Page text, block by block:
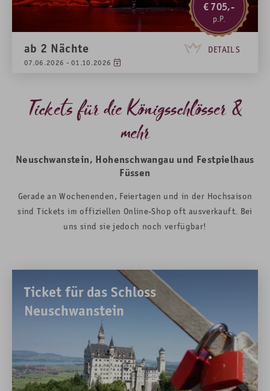
705,-
ab 2 Nächte
07.06.2026 - 01.10.2026
DETAILS
Tickets für die Königsschlösser &
mehr
Neuschwanstein, Hohenschwangau und Festpielhaus
Füssen
Gerade an Wochenenden, Feiertagen und in der Hochsaison
sind Tickets im offiziellen Online-Shop oft ausverkauft. Bei
uns sind sie jedoch noch verfügbar!
Ticket für das Schloss
Neuschwanstein